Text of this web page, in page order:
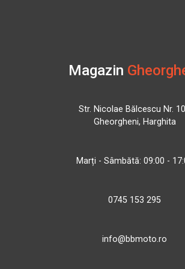
Magazin
Str. Nicolae Bălcescu Nr.
Gheorgheni, Harghita
Marți - Sâmbătă: 09:00 -
0745 153 295
info@bbmoto.ro